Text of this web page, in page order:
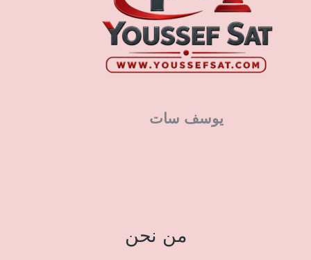
يوسف سات
من نحن